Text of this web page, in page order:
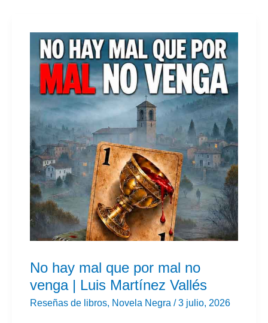
No hay mal que por mal no
venga | Luis Martínez Vallés
Reseñas de libros, Novela Negra /3 julio, 2026